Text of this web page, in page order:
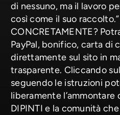
di nessuno, ma il lavoro
così come il suo
CONCRETAMENTE?
PayPal, bonifico, carta di
direttamente sul sito in
trasparente. Cliccando
seguendo le istruzioni
liberamente l’ammontare
DIPINTI e la comunità